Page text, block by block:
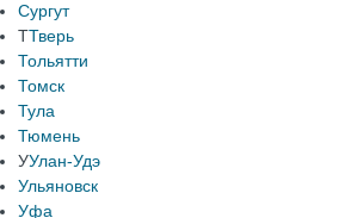
Сургут
ТТверь
Тольятти
Томск
Тула
Тюмень
УУлан-Удэ
Ульяновск
Уфа